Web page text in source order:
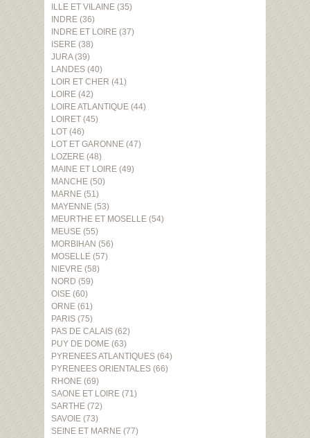
ILLE ET VILAINE (35)
INDRE (36)
INDRE ET LOIRE (37)
ISERE (38)
JURA (39)
LANDES (40)
LOIR ET CHER (41)
LOIRE (42)
LOIRE ATLANTIQUE (44)
LOIRET (45)
LOT (46)
LOT ET GARONNE (47)
LOZERE (48)
MAINE ET LOIRE (49)
MANCHE (50)
MARNE (51)
MAYENNE (53)
MEURTHE ET MOSELLE (54)
MEUSE (55)
MORBIHAN (56)
MOSELLE (57)
NIEVRE (58)
NORD (59)
OISE (60)
ORNE (61)
PARIS (75)
PAS DE CALAIS (62)
PUY DE DOME (63)
PYRENEES ATLANTIQUES (64)
PYRENEES ORIENTALES (66)
RHONE (69)
SAONE ET LOIRE (71)
SARTHE (72)
SAVOIE (73)
SEINE ET MARNE (77)